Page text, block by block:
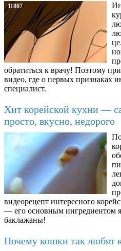
11807
обратиться к врачу! Поэтому
видео, где о первых признаках
специалист.
Хит корейской кухни —
просто, вкусно, недорого
6734
видеорецепт интересного
— его основным ингредиентом
баклажаны!
Почему кошки так любят